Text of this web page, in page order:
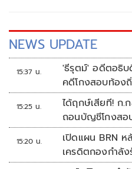
NEWS UPDATE
15:37 น.
'ธีรุตม์' อดีตอธิบ
คดีโกงสอบท้อง
สัปดาห์หน้า
15:25 น.
ได้ฤกษ์เสียที! ก.
ถอนบัญชีโกงสอ
15:20 น.
เปิดแผน BRN
เครดิตกองกำลั